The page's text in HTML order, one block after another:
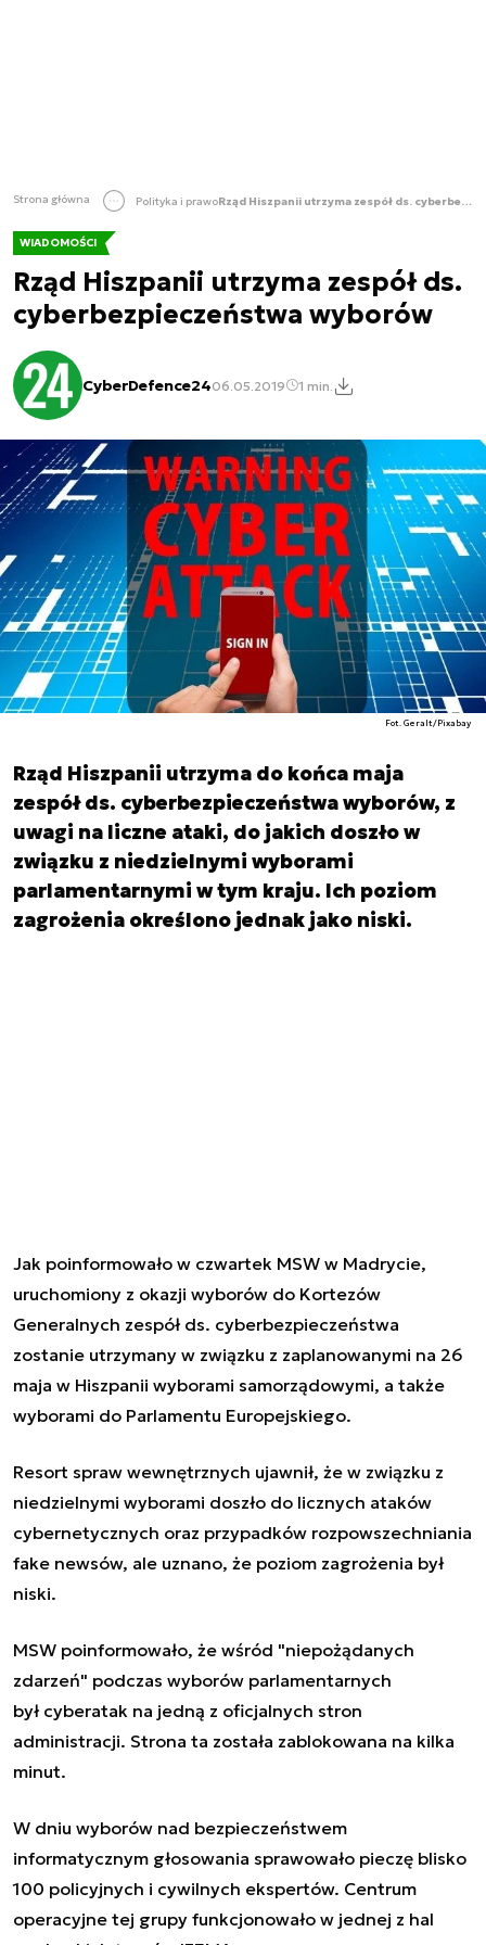
Strona główna Polityka i prawo Rząd Hiszpanii utrzyma zespół ds. cyberbezpieczeństwa wyborów
WIADOMOŚCI
Rząd Hiszpanii utrzyma zespół ds.
cyberbezpieczeństwa wyborów
CyberDefence2406.05.2019 1 min.
Fot. Geralt/Pixabay
Rząd Hiszpanii utrzyma do końca maja
zespół ds. cyberbezpieczeństwa wyborów, z
uwagi na liczne ataki, do jakich doszło w
związku z niedzielnymi wyborami
parlamentarnymi w tym kraju. Ich poziom
zagrożenia określono jednak jako niski.
Jak poinformowało w czwartek MSW w Madrycie,
uruchomiony z okazji wyborów do Kortezów
Generalnych zespół ds. cyberbezpieczeństwa
zostanie utrzymany w związku z zaplanowanymi na 26
maja w Hiszpanii wyborami samorządowymi, a także
wyborami do Parlamentu Europejskiego.
Resort spraw wewnętrznych ujawnił, że w związku z
niedzielnymi wyborami doszło do licznych ataków
cybernetycznych oraz przypadków rozpowszechniania
fake newsów, ale uznano, że poziom zagrożenia był
niski.
MSW poinformowało, że wśród "niepożądanych
zdarzeń" podczas wyborów parlamentarnych
był cyberatak na jedną z oficjalnych stron
administracji. Strona ta została zablokowana na kilka
minut.
W dniu wyborów nad bezpieczeństwem
informatycznym głosowania sprawowało pieczę blisko
100 policyjnych i cywilnych ekspertów. Centrum
operacyjne tej grupy funkcjonowało w jednej z hal